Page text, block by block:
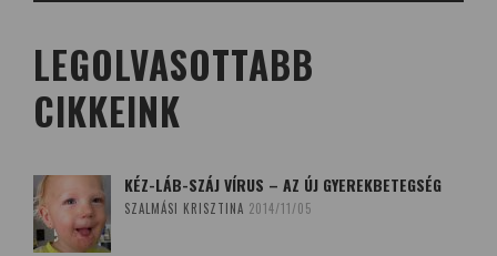
LEGOLVASOTTABB
CIKKEINK
KÉZ-LÁB-SZÁJ VÍRUS – AZ ÚJ GYEREKBETEGSÉG
SZALMÁSI KRISZTINA 2014/11/05